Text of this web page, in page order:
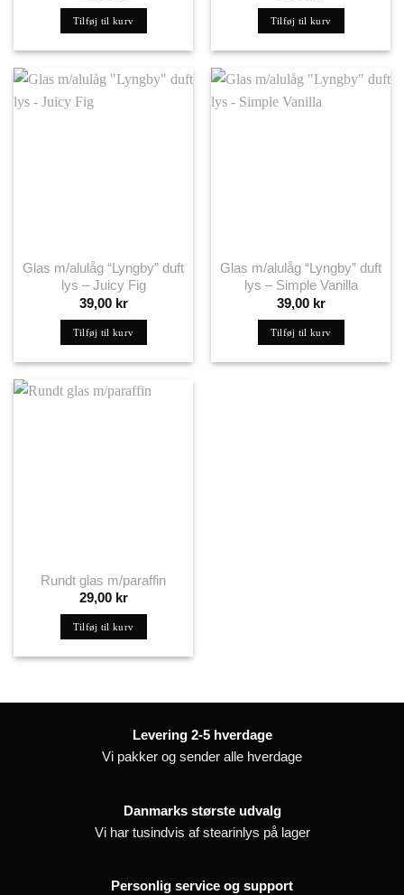
Tilføj til kurv Tilføj til kurv
Glas m/alulåg “Lyngby” duft
lys – Juicy Fig
39,00 kr
Tilføj til kurv
Glas m/alulåg “Lyngby” duft
lys – Simple Vanilla
39,00 kr
Tilføj til kurv
Rundt glas m/paraffin
29,00 kr
Tilføj til kurv
Levering 2-5 hverdage
Vi pakker og sender alle hverdage
Danmarks største udvalg
Vi har tusindvis af stearinlys på lager
Personlig service og support